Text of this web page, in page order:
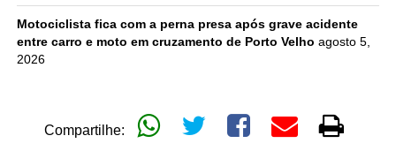
Motociclista fica com a perna presa após grave acidente
entre carro e moto em cruzamento de Porto Velho agosto 5,
2026
Compartilhe: